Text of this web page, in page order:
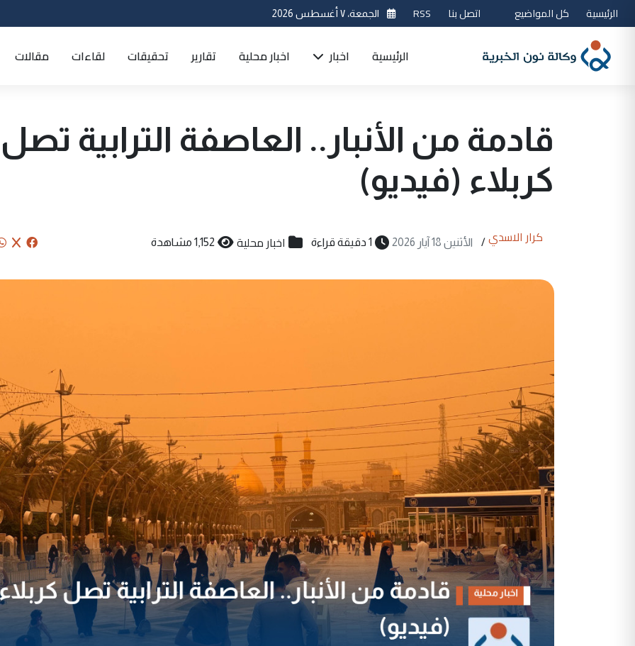
الرئيسية كل المواضيع اتصل بنا RSS الجمعة، ٧ أغسطس 2026
الرئيسية اخبار اخبار محلية تقارير تحقيقات لقاءات مقالات
قادمة من الأنبار.. العاصفة الترابية تصل
كربلاء (فيديو)
كرار الاسدي / الأثنين 18 آيار 2026 1 دقيقة قراءة اخبار محلية 1,152 مشاهدة